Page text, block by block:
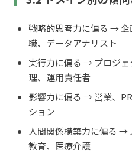
戦略的思考力に偏る →
職、データアナリスト
実行力に偏る → プロジ
理、運用責任者
影響力に偏る → 営業、
ション
人間関係構築力に偏る →
教育、医療介護